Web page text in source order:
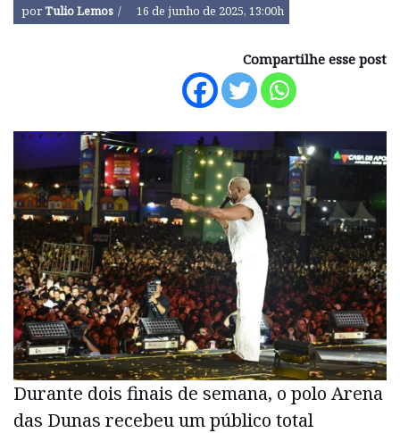
porTulio Lemos 16 de junho de 2025, 13:00h
Compartilhe esse post
Durante dois finais de semana, o polo Arena
das Dunas recebeu um público total